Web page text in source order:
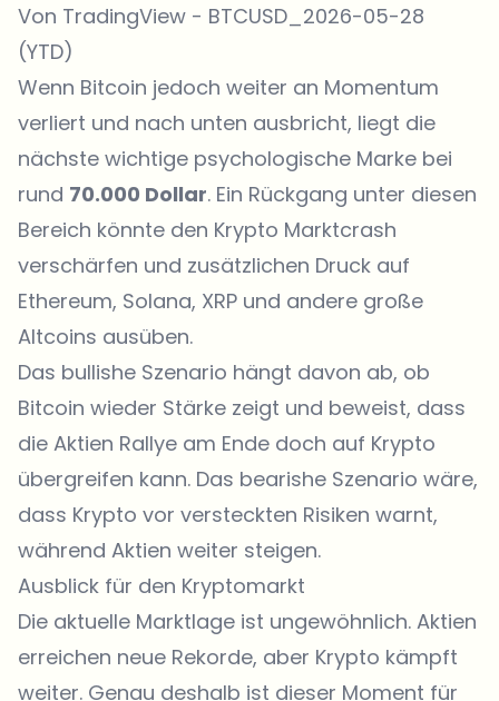
Von TradingView - BTCUSD_2026-05-28
(YTD)
Wenn Bitcoin jedoch weiter an Momentum
verliert und nach unten ausbricht, liegt die
nächste wichtige psychologische Marke bei
rund 70.000 Dollar. Ein Rückgang unter diesen
Bereich könnte den Krypto Marktcrash
verschärfen und zusätzlichen Druck auf
Ethereum, Solana, XRP und andere große
Altcoins ausüben.
Das bullishe Szenario hängt davon ab, ob
Bitcoin wieder Stärke zeigt und beweist, dass
die Aktien Rallye am Ende doch auf Krypto
übergreifen kann. Das bearishe Szenario wäre,
dass Krypto vor versteckten Risiken warnt,
während Aktien weiter steigen.
Ausblick für den Kryptomarkt
Die aktuelle Marktlage ist ungewöhnlich. Aktien
erreichen neue Rekorde, aber Krypto kämpft
weiter. Genau deshalb ist dieser Moment für